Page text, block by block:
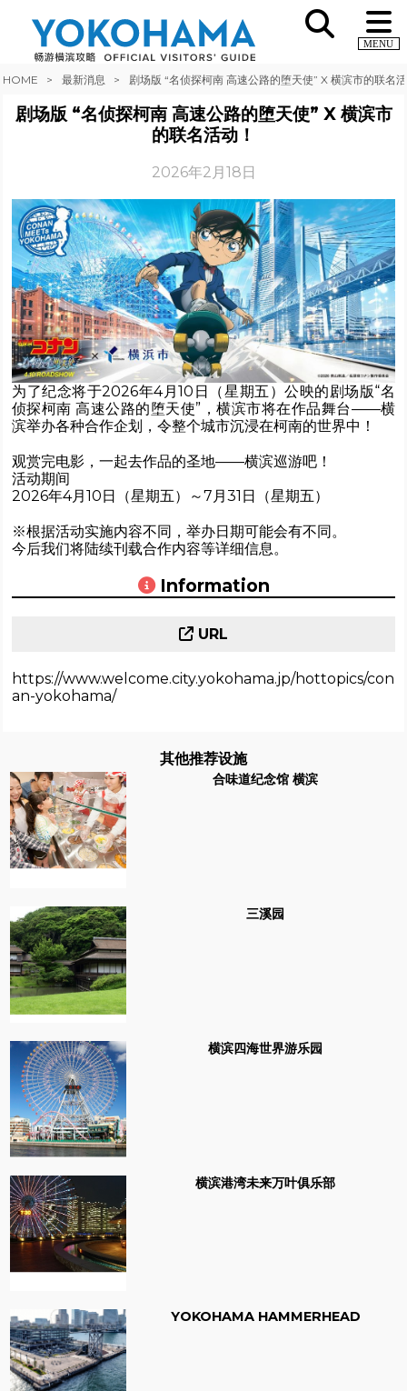
MENU
HOME 最新消息 剧场版 “名侦探柯南 高速公路的堕天使” X 横滨市的联名
剧场版 “名侦探柯南 高速公路的堕天使” X 横滨市
的联名活动！
2026年2月18日
为了纪念将于2026年4月10日（星期五）公映的剧场版“名
侦探柯南 高速公路的堕天使”，横滨市将在作品舞台——横
滨举办各种合作企划，令整个城市沉浸在柯南的世界中！
观赏完电影，一起去作品的圣地——横滨巡游吧！
活动期间
2026年4月10日（星期五）～7月31日（星期五）
※根据活动实施内容不同，举办日期可能会有不同。
今后我们将陆续刊载合作内容等详细信息。
Information
URL
https://www.welcome.city.yokohama.jp/hottopics/con
an-yokohama/
其他推荐设施
合味道纪念馆 横滨
三溪园
横滨四海世界游乐园
横滨港湾未来万叶俱乐部
YOKOHAMA HAMMERHEAD